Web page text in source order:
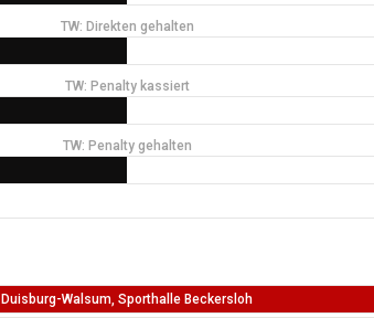
TW: Direkten gehalten
TW: Penalty kassiert
TW: Penalty gehalten
Duisburg-Walsum, Sporthalle Beckersloh